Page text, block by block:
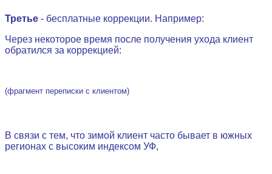
Третье - бесплатные коррекции. Например:
Через некоторое время после получения ухода клиент
обратился за коррекцией:
(фрагмент переписки с клиентом)
В связи с тем, что зимой клиент часто бывает в южных
регионах с высоким индексом УФ,